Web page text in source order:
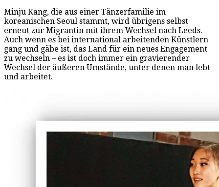
Minju Kang, die aus einer Tänzerfamilie im
koreanischen Seoul stammt, wird übrigens selbst
erneut zur Migrantin mit ihrem Wechsel nach Leeds.
Auch wenn es bei international arbeitenden Künstlern
gang und gäbe ist, das Land für ein neues Engagement
zu wechseln – es ist doch immer ein gravierender
Wechsel der äußeren Umstände, unter denen man lebt
und arbeitet.